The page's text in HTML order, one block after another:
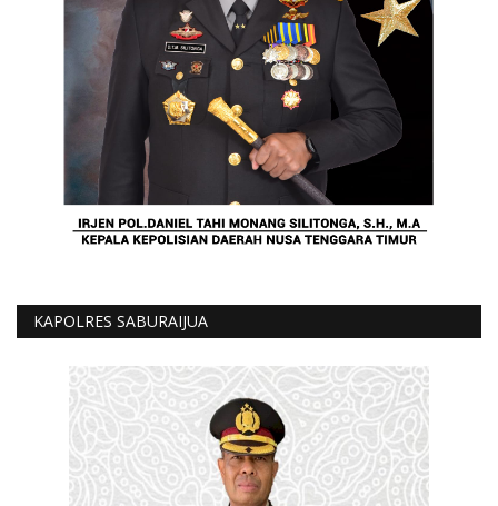
KAPOLRES SABURAIJUA